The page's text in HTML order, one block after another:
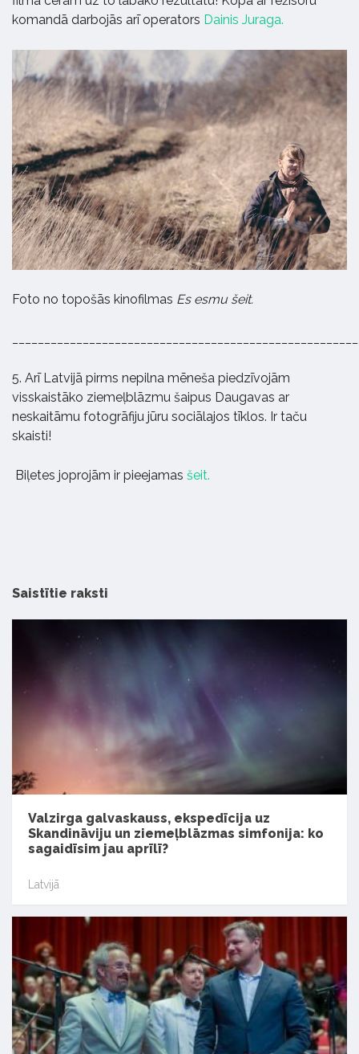
komandā darbojās arī operators Dainis Juraga.
Foto no topošās kinofilmas Es esmu šeit.
5. Arī Latvijā pirms nepilna mēneša piedzīvojām
visskaistāko ziemeļblāzmu šaipus Daugavas ar
neskaitāmu fotogrāfiju jūru sociālajos tīklos. Ir taču
skaisti!
Biļetes joprojām ir pieejamas šeit.
Saistītie raksti
Valzirga galvaskauss, ekspedīcija uz
Skandināviju un ziemeļblāzmas simfonija: ko
sagaidīsim jau aprīlī?
Latvijā